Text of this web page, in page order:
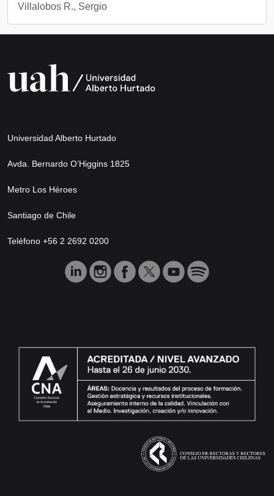
Villalobos R., Sergio
Universidad Alberto Hurtado
Avda. Bernardo O’Higgins 1825
Metro Los Héroes
Santiago de Chile
Teléfono +56 2 2692 0200